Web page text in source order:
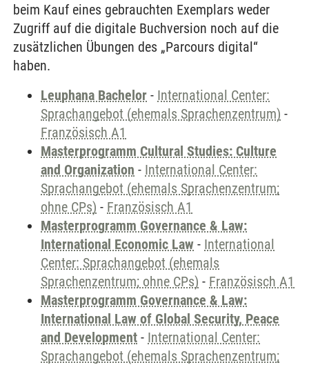
beim Kauf eines gebrauchten Exemplars weder
Zugriff auf die digitale Buchversion noch auf die
zusätzlichen Übungen des „Parcours digital“
haben.
Leuphana Bachelor - International Center:
Sprachangebot (ehemals Sprachenzentrum) -
Französisch A1
Masterprogramm Cultural Studies: Culture
and Organization - International Center:
Sprachangebot (ehemals Sprachenzentrum;
ohne CPs) - Französisch A1
Masterprogramm Governance & Law:
International Economic Law - International
Center: Sprachangebot (ehemals
Sprachenzentrum; ohne CPs) - Französisch A1
Masterprogramm Governance & Law:
International Law of Global Security, Peace
and Development - International Center:
Sprachangebot (ehemals Sprachenzentrum;